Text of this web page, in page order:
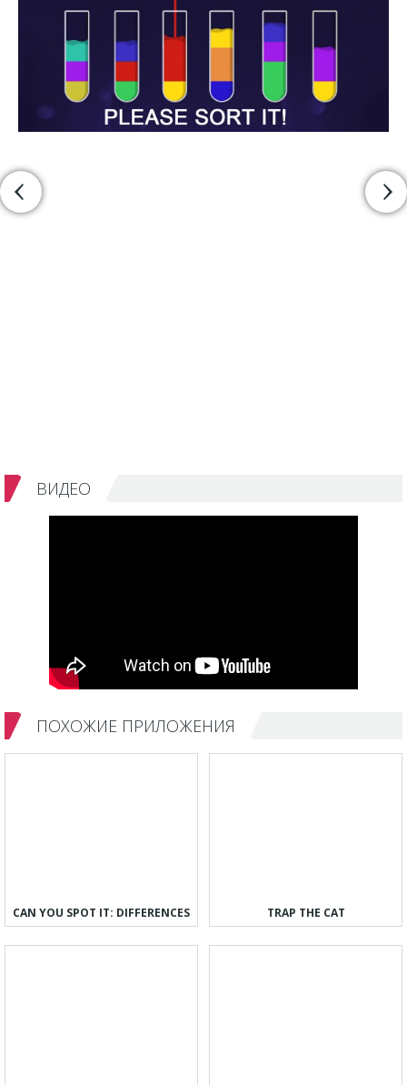
ВИДЕО
ПОХОЖИЕ ПРИЛОЖЕНИЯ
CAN YOU SPOT IT: DIFFERENCES TRAP THE CAT